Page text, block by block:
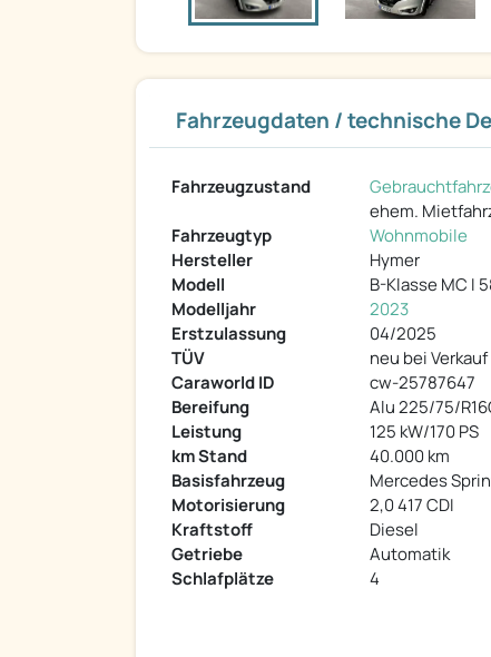
Fahrzeugdaten / technische
Fahrzeugzustand
ehem.
Fahrzeugtyp
Wohnmobile
Hersteller
Hymer
Modell
B-Klasse MC I
Modelljahr
2023
Erstzulassung
04/2025
TÜV
neu bei Verkauf
Caraworld ID
cw-25787647
Bereifung
Alu 225/75/
Leistung
125 kW/170 PS
km Stand
40.000 km
Basisfahrzeug
Mercedes
Motorisierung
2,0 417 CDI
Kraftstoff
Diesel
Getriebe
Automatik
Schlafplätze
4